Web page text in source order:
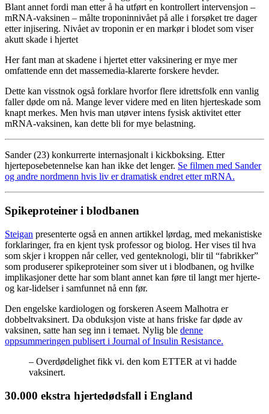
Blant annet fordi man etter å ha utført en kontrollert intervensjon –
mRNA-vaksinen – målte troponinnivået på alle i forsøket tre dager
etter injisering. Nivået av troponin er en markør i blodet som viser
akutt skade i hjertet
Her fant man at skadene i hjertet etter vaksinering er mye mer
omfattende enn det massemedia-klarerte forskere hevder.
Dette kan visstnok også forklare hvorfor flere idrettsfolk enn vanlig
faller døde om nå. Mange lever videre med en liten hjerteskade som
knapt merkes. Men hvis man utøver intens fysisk aktivitet etter
mRNA-vaksinen, kan dette bli for mye belastning.
Sander (23) konkurrerte internasjonalt i kickboksing. Etter
hjerteposebetennelse kan han ikke det lenger. Se filmen med Sander
og andre nordmenn hvis liv er dramatisk endret etter mRNA.
Spikeproteiner i blodbanen
Steigan presenterte også en annen artikkel lørdag, med mekanistiske
forklaringer, fra en kjent tysk professor og biolog. Her vises til hva
som skjer i kroppen når celler, ved genteknologi, blir til “fabrikker”
som produserer spikeproteiner som siver ut i blodbanen, og hvilke
implikasjoner dette har som blant annet kan føre til langt mer hjerte-
og kar-lidelser i samfunnet nå enn før.
Den engelske kardiologen og forskeren Aseem Malhotra er
dobbeltvaksinert. Da obduksjon viste at hans friske far døde av
vaksinen, satte han seg inn i temaet. Nylig ble denne
oppsummeringen publisert i Journal of Insulin Resistance.
– Overdødelighet fikk vi. den kom ETTER at vi hadde
vaksinert.
30.000 ekstra hjertedødsfall i England